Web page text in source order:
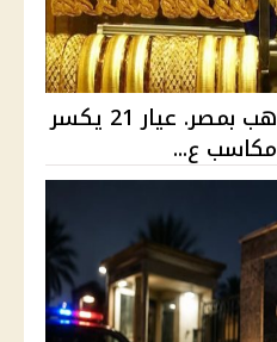
ارتفاع جديد بأسعار الذهب بمصر. عيار 21 يكسر